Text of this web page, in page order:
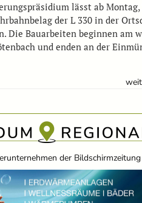
lässt ab Montag,
der L 330 in der
Die Bauarbeiten beginnen am
und enden an der
der Bildschirmzeitung